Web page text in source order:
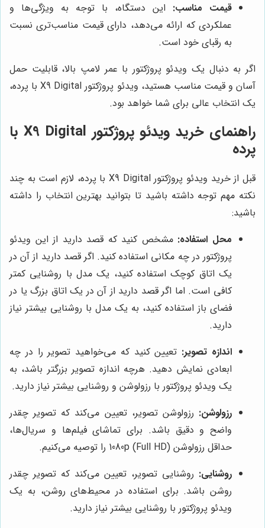
قیمت مناسب: این دستگاه، با توجه به ویژگی‌ها و
عملکردی که ارائه می‌دهد، دارای قیمت مناسب‌تری نسبت
به رقبای خود است.
اگر به دنبال یک ویدئو پروژکتور با عمر لامپ بالا، قابلیت حمل
آسان و قیمت مناسب هستید، ویدئو پروژکتور X9 Digital با پرده،
یک انتخاب عالی برای شما خواهد بود.
راهنمای خرید ویدئو پروژکتور X9 Digital با
پرده
قبل از خرید ویدئو پروژکتور X9 Digital با پرده، لازم است به چند
نکته مهم توجه داشته باشید تا بتوانید بهترین انتخاب را داشته
باشید:
محل استفاده: مشخص کنید که قصد دارید از این ویدئو
پروژکتور در چه مکانی استفاده کنید. اگر قصد دارید از آن در
یک اتاق کوچک استفاده کنید، یک مدل با روشنایی کمتر
کافی است. اما اگر قصد دارید از آن در یک اتاق بزرگ یا در
فضای باز استفاده کنید، به یک مدل با روشنایی بیشتر نیاز
دارید.
اندازه تصویر: تعیین کنید که می‌خواهید تصویر را در چه
ابعادی نمایش دهید. هرچه اندازه تصویر بزرگتر باشد، به
یک ویدئو پروژکتور با رزولوشن و روشنایی بیشتر نیاز دارید.
رزولوشن: رزولوشن تصویر، تعیین می‌کند که تصویر چقدر
واضح و دقیق باشد. برای تماشای فیلم‌ها و سریال‌ها،
حداقل رزولوشن 1080p (Full HD) را توصیه می‌کنیم.
روشنایی: روشنایی تصویر، تعیین می‌کند که تصویر چقدر
روشن باشد. برای استفاده در محیط‌های روشن، به یک
ویدئو پروژکتور با روشنایی بیشتر نیاز دارید.